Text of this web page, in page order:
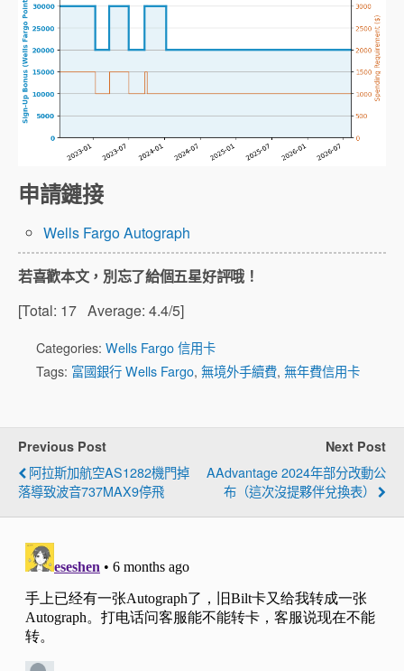
申請鏈接
Wells Fargo Autograph
若喜歡本文，別忘了給個五星好評哦！
[Total: 17 Average: 4.4/5]
Categories: Wells Fargo 信用卡
Tags: 富國銀行 Wells Fargo, 無境外手續費, 無年費信用卡
Previous Post
阿拉斯加航空AS1282機門掉
落導致波音737MAX9停飛
Next Post
AAdvantage 2024年部分改動公
布（這次沒提夥伴兌換表）